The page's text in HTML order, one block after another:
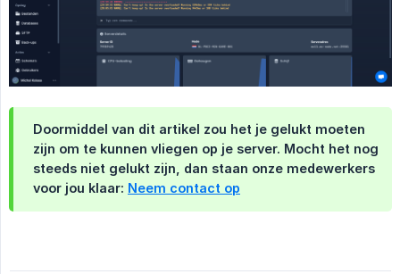
Doormiddel van dit artikel zou het je gelukt moeten
zijn om te kunnen vliegen op je server. Mocht het nog
steeds niet gelukt zijn, dan staan onze medewerkers
voor jou klaar: Neem contact op